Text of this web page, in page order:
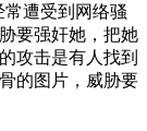
常遭受到网络骚
要强奸她，把她
攻击是有人找到
的图片，威胁要